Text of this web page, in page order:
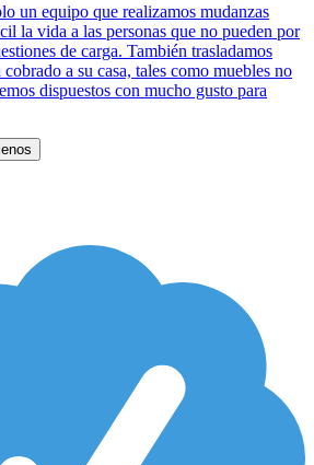
un equipo que realizamos mudanzas
la vida a las personas que no pueden por
de carga. También trasladamos
a su casa, tales como muebles no
dispuestos con mucho gusto para